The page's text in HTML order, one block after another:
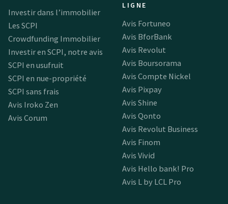
Investir dans l’immobilier
Les SCPI
Crowdfunding Immobilier
Investir en SCPI, notre avis
SCPI en usufruit
SCPI en nue-propriété
SCPI sans frais
Avis Iroko Zen
Avis Corum
LIGNE
Avis Fortuneo
Avis BforBank
Avis Revolut
Avis Boursorama
Avis Compte Nickel
Avis Pixpay
Avis Shine
Avis Qonto
Avis Revolut Business
Avis Finom
Avis Vivid
Avis Hello bank! Pro
Avis L by LCL Pro